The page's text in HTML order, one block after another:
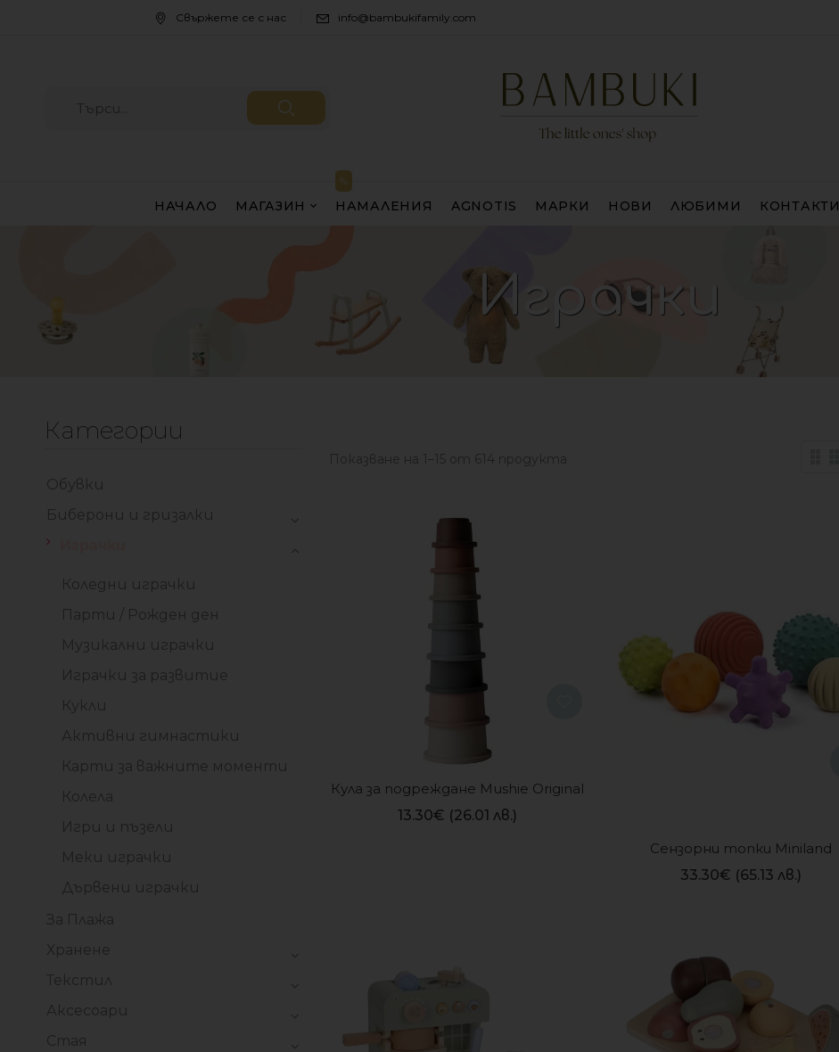
Свържете се с нас info@bambukifamily.com
НАЧАЛО МАГАЗИН НАМАЛЕНИЯ AGNOTIS МАРКИ НОВИ ЛЮБИМИ КОНТАКТИ
Играчки
Категории
Обувки
Биберони и гризалки
Коледни играчки
Парти / Рожден ден
Музикални играчки
Играчки за развитие
Кукли
Активни гимнастики
Карти за важните моменти
Колела
Игри и пъзели
Меки играчки
Дървени играчки
За Плажа
Хранене
Текстил
Аксесоари
Стая
(132)
Показване на 16–30 от 614 продукта
Кула за подреждане Mushie Original
13.30€ (26.01 лв.)
Сензорни топки Miniland
33.30€ (65.13 лв.)